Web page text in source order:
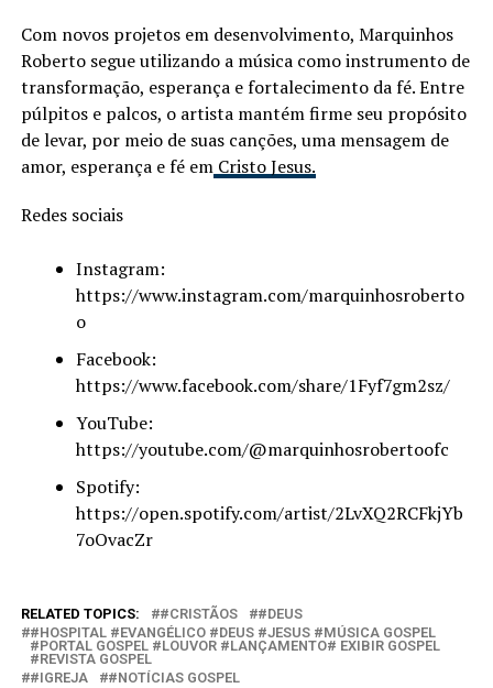
Com novos projetos em desenvolvimento, Marquinhos
Roberto segue utilizando a música como instrumento de
transformação, esperança e fortalecimento da fé. Entre
púlpitos e palcos, o artista mantém firme seu propósito
de levar, por meio de suas canções, uma mensagem de
amor, esperança e fé emCristo Jesus.
Redes sociais
Instagram:
https://www.instagram.com/marquinhosroberto
o
Facebook:
https://www.facebook.com/share/1Fyf7gm2sz/
YouTube:
https://youtube.com/@marquinhosrobertoofc
Spotify:
https://open.spotify.com/artist/2LvXQ2RCFkjYb
7oOvacZr
RELATED TOPICS: #CRISTÃOS
#DEUS
#HOSPITAL #EVANGÉLICO #DEUS #JESUS #MÚSICA GOSPEL
#PORTAL GOSPEL #LOUVOR #LANÇAMENTO# EXIBIR GOSPEL
#REVISTA GOSPEL
#IGREJA
#NOTÍCIAS GOSPEL